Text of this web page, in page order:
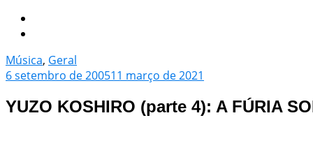
Música, Geral
6 setembro de 200511 março de 2021
YUZO KOSHIRO (parte 4): A FÚRIA